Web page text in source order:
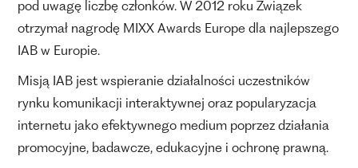
pod uwagę liczbę członków. W 2012 roku Związek
otrzymał nagrodę MIXX Awards Europe dla najlepszego
IAB w Europie.
Misją IAB jest wspieranie działalności uczestników
rynku komunikacji interaktywnej oraz popularyzacja
internetu jako efektywnego medium poprzez działania
promocyjne, badawcze, edukacyjne i ochronę prawną.